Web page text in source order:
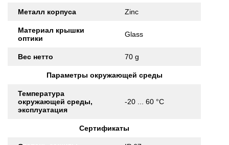
Металл корпуса Zinc
Материал крышки
оптики
Glass
Вес нетто 70 g
Параметры окружающей среды
Температура
окружающей среды,
эксплуатация
-20 ... 60 °C
Сертификаты